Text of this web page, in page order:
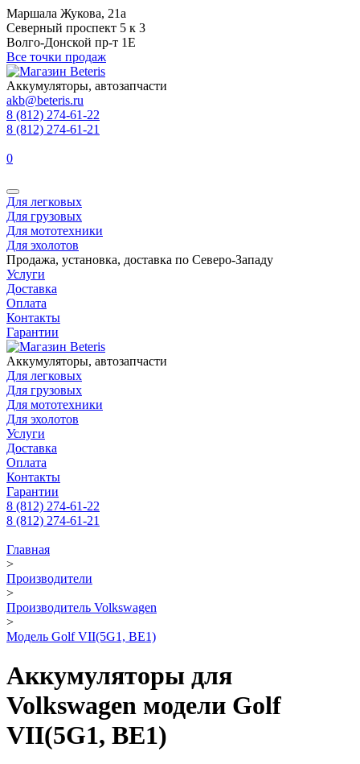
Маршала Жукова, 21а
Северный проспект 5 к 3
Волго-Донской пр-т 1Е
Все точки продаж
Аккумуляторы, автозапчасти
akb@beteris.ru
8 (812) 274-61-22
8 (812) 274-61-21
0
Для легковых
Для грузовых
Для мототехники
Для эхолотов
Продажа, установка, доставка по Северо-Западу
Услуги
Доставка
Оплата
Контакты
Гарантии
Аккумуляторы, автозапчасти
Для легковых
Для грузовых
Для мототехники
Для эхолотов
Услуги
Доставка
Оплата
Контакты
Гарантии
8 (812) 274-61-22
8 (812) 274-61-21
Главная
>
Производители
>
Производитель Volkswagen
>
Модель Golf VII(5G1, BE1)
Аккумуляторы для
Volkswagen модели Golf
VII(5G1, BE1)